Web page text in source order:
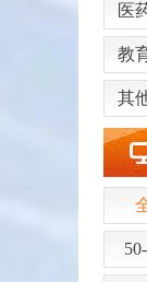
医
教
其